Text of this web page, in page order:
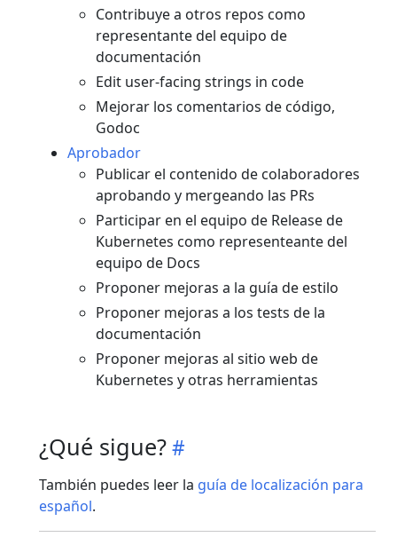
Contribuye a otros repos como
representante del equipo de
documentación
Edit user-facing strings in code
Mejorar los comentarios de código,
Godoc
Aprobador
Publicar el contenido de colaboradores
aprobando y mergeando las PRs
Participar en el equipo de Release de
Kubernetes como representeante del
equipo de Docs
Proponer mejoras a la guía de estilo
Proponer mejoras a los tests de la
documentación
Proponer mejoras al sitio web de
Kubernetes y otras herramientas
¿Qué sigue?
También puedes leer la guía de localización para
español.